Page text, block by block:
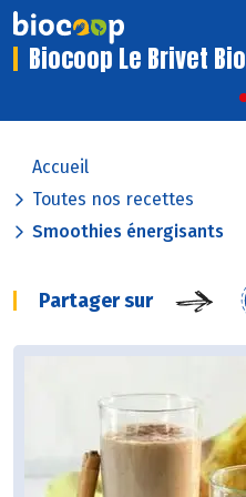
Biocoop Le Brivet Bio
Accueil
Toutes nos recettes
Smoothies énergisants
Partager sur